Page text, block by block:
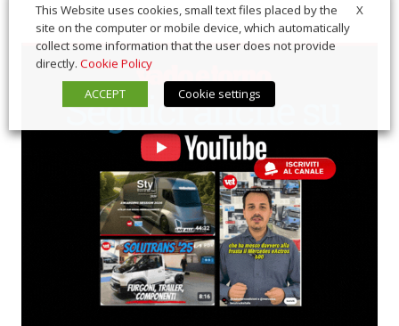
X
This Website uses cookies, small text files placed by the
site on the computer or mobile device, which automatically
collect some information that the user does not provide
directly. Cookie Policy
ACCEPT
Cookie settings